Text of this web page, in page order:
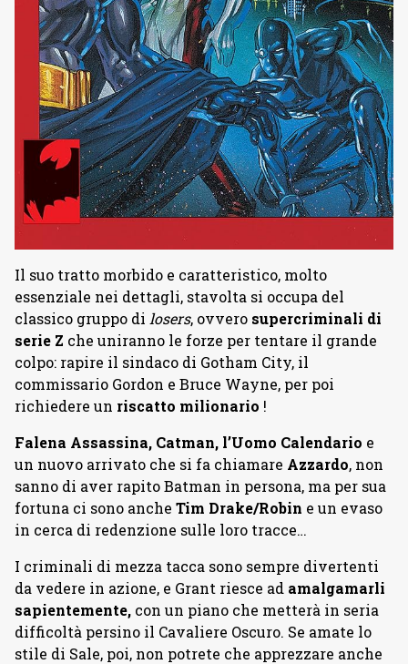
Il suo tratto morbido e caratteristico, molto
essenziale nei dettagli, stavolta si occupa del
classico gruppo di losers, ovvero supercriminali di
serie Z che uniranno le forze per tentare il grande
colpo: rapire il sindaco di Gotham City, il
commissario Gordon e Bruce Wayne, per poi
richiedere un riscatto milionario !
Falena Assassina, Catman, l’Uomo Calendario e
un nuovo arrivato che si fa chiamare Azzardo, non
sanno di aver rapito Batman in persona, ma per sua
fortuna ci sono anche Tim Drake/Robin e un evaso
in cerca di redenzione sulle loro tracce…
I criminali di mezza tacca sono sempre divertenti
da vedere in azione, e Grant riesce ad amalgamarli
sapientemente, con un piano che metterà in seria
difficoltà persino il Cavaliere Oscuro. Se amate lo
stile di Sale, poi, non potrete che apprezzare anche